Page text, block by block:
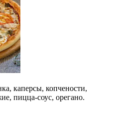
каперсы, копчености,
пицца-соус, орегано.